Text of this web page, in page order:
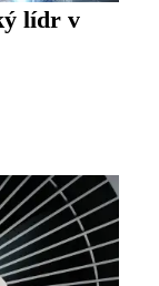
lídr v